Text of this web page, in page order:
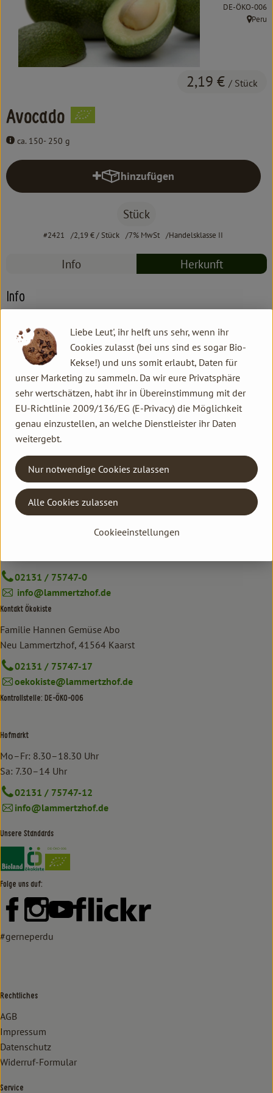
Kochen & Backen
Süß & Pikant
Getränke
Über uns
Avocado
ca. 150- 250 g
2,19 € / Stück
, Kontrollstelle:
DE-ÖKO-006
,Peru
hinzufügen
Produkt zum Warenkorb
Stück
#2421 2,19 €/ Stück 7% MwSt Handelsklasse II
Info Herkunft
Info
ca. 150- 250 g
Produktinformationen
Herkunft
Hersteller: Alcoaxarquia
Peru
02131 / 75747-0
info@lammertzhof.de
Kontakt Ökokiste
Familie Hannen Gemüse Abo
Neu Lammertzhof, 41564 Kaarst
02131 / 75747-17
oekokiste@lammertzhof.de
Kontrollstelle: DE-ÖKO-006
Hofmarkt
Mo–Fr: 8.30–18.30 Uhr
Sa: 7.30–14 Uhr
02131 / 75747-12
info@lammertzhof.de
Unsere Standards
Externer Link zu https://www.bioland.de/verbraucher
Externer Link zu https://www.oekokiste.de/
Folge uns auf:
Externer Link zu https://www.facebook.com/lammertzhof/
Externer Link zu https://www.instagram.com/
Externer Link zu https://www.youtube.com/
Externer Link zu https://
#gerneperdu
Rechtliches
AGB
Impressum
Datenschutz
Widerruf-Formular
Service
Liebe Leut', ihr helft uns sehr, wenn ihr
Cookies zulasst (bei uns sind es sogar Bio-
Kekse!) und uns somit erlaubt, Daten für
unser Marketing zu sammeln. Da wir eure Privatsphäre
sehr wertschätzen, habt ihr in Übereinstimmung mit der
EU-Richtlinie 2009/136/EG (E-Privacy) die Möglichkeit
genau einzustellen, an welche Dienstleister ihr Daten
weitergebt.
Cookieeinstellungen
Nur notwendige Cookies zulassen
Alle Cookies zulassen